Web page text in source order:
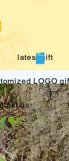
latest gift
LOGO
us